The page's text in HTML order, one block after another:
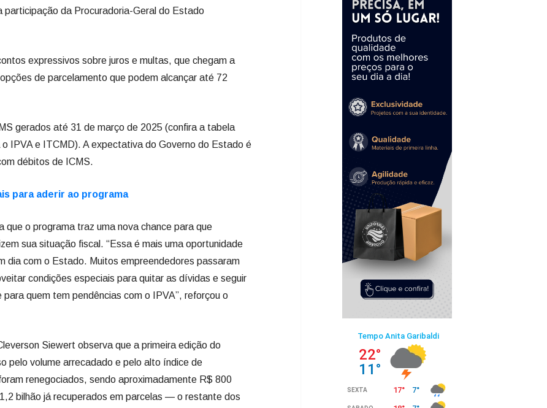
participação da Procuradoria-Geral do Estado
expressivos sobre juros e multas, que chegam a
de parcelamento que podem alcançar até 72
gerados até 31 de março de 2025 (confira a tabela
IPVA e ITCMD). A expectativa do Governo do Estado é
débitos de ICMS.
para aderir ao programa
que o programa traz uma nova chance para que
sua situação fiscal. “Essa é mais uma oportunidade
dia com o Estado. Muitos empreendedores passaram
condições especiais para quitar as dívidas e seguir
quem tem pendências com o IPVA”, reforçou o
Siewert observa que a primeira edição do
pelo volume arrecadado e pelo alto índice de
renegociados, sendo aproximadamente R$ 800
bilhão já recuperados em parcelas — o restante dos